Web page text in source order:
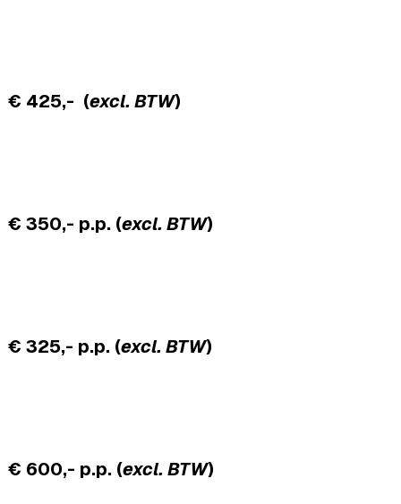
€ 425,- (excl. BTW)
€ 350,- p.p. (excl. BTW)
€ 325,- p.p. (excl. BTW)
€ 600,- p.p. (excl. BTW)